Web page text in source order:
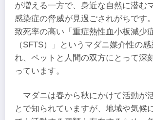
が増える一方で、身近な自然に潜む
感染症の脅威が見過ごされがちです
致死率の高い「重症熱性血小板減少
（SFTS）」というマダニ媒介性の
れ、ペットと人間の双方にとって深
っています。
マダニは春から秋にかけて活動が
とで知られていますが、地域や気候